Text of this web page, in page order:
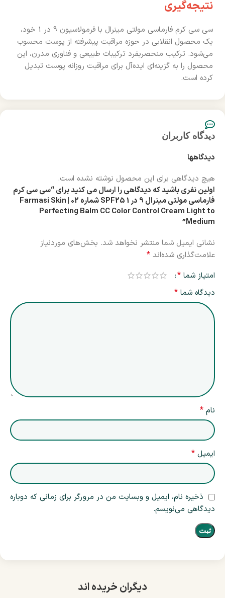
نتیجه‌گیری
سی سی کرم فارماسی مولتی مینرال با فرمولاسیون 9 در 1 خود،
یک محصول انقلابی در حوزه مراقبت پیشرفته از پوست محسوب
می‌شود. ترکیب منحصربفرد ترکیبات طبیعی و فناوری مدرن، این
محصول را به گزینه‌ای ایده‌آل برای مراقبت روزانه پوست تبدیل
کرده است.
دیدگاه کاربران
دیدگاهها
هیچ دیدگاهی برای این محصول نوشته نشده است.
اولین نفری باشید که دیدگاهی را ارسال می کنید برای “سی سی کرم
فارماسی مولتی مینرال 9 در 1 SPF25 شماره 02 | Farmasi Skin
Perfecting Balm CC Color Control Cream Light to
Medium”
نشانی ایمیل شما منتشر نخواهد شد. بخش‌های موردنیاز
علامت‌گذاری شده‌اند *
امتیاز شما *
دیدگاه شما *
نام *
ایمیل *
ذخیره نام، ایمیل و وبسایت من در مرورگر برای زمانی که دوباره
دیدگاهی می‌نویسم.
دیگران خریده اند